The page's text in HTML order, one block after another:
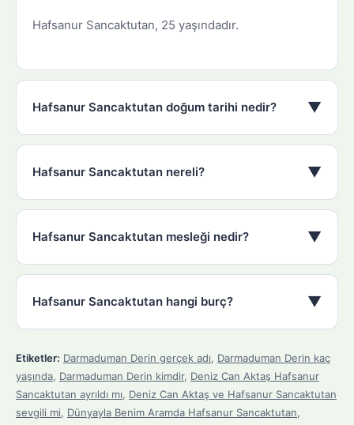
Hafsanur Sancaktutan, 25 yaşındadır.
Hafsanur Sancaktutan doğum tarihi nedir? ▼
Hafsanur Sancaktutan nereli? ▼
Hafsanur Sancaktutan mesleği nedir? ▼
Hafsanur Sancaktutan hangi burç? ▼
Etiketler: Darmaduman Derin gerçek adı, Darmaduman Derin kaç
yaşında, Darmaduman Derin kimdir, Deniz Can Aktaş Hafsanur
Sancaktutan ayrıldı mı, Deniz Can Aktaş ve Hafsanur Sancaktutan
sevgili mi, Dünyayla Benim Aramda Hafsanur Sancaktutan,